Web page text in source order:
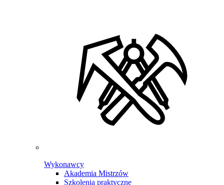
Wykonawcy
Akademia Mistrzów
Szkolenia praktyczne